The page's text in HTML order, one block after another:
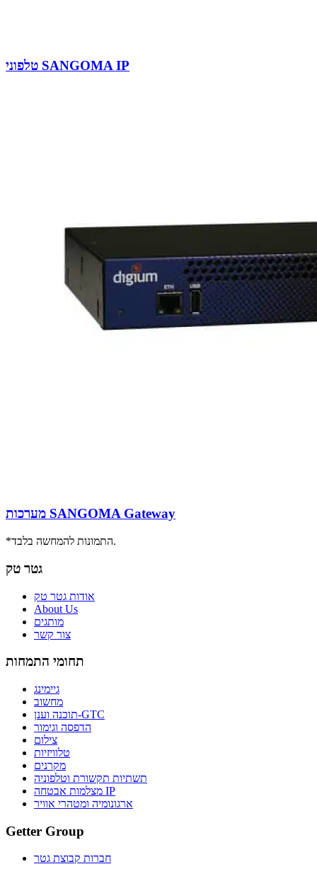
טלפוני SANGOMA IP
מערכות SANGOMA Gateway
*התמונות להמחשה בלבד.
גטר טק
אודות גטר טק
About Us
מותגים
צור קשר
תחומי התמחות
גיימינג
מחשוב
תוכנה וענן-GTC
הדפסה וגימור
צילום
טלוויזיות
מקרנים
תשתיות תקשורת וטלפוניה
מצלמות אבטחה IP
ארגונומיה ומטהרי אוויר
Getter Group
חברות קבוצת גטר